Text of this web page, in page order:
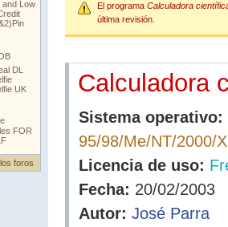
foros
El programa Calculadora
última revisión.
Calculadora
Sistema operativo:
95/98/Me/NT/2000/
Licencia de uso:
Fecha: 20/02/2003
Autor: José Parra